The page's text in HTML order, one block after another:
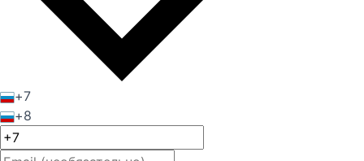
+7
+8